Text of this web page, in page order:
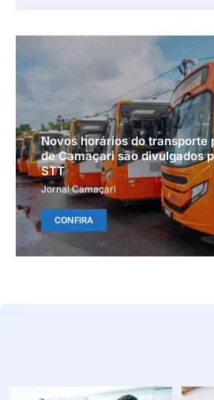
Novos horários do transporte
de Camaçari são divulgados
STT
Jornal Camaçari
CONFIRA